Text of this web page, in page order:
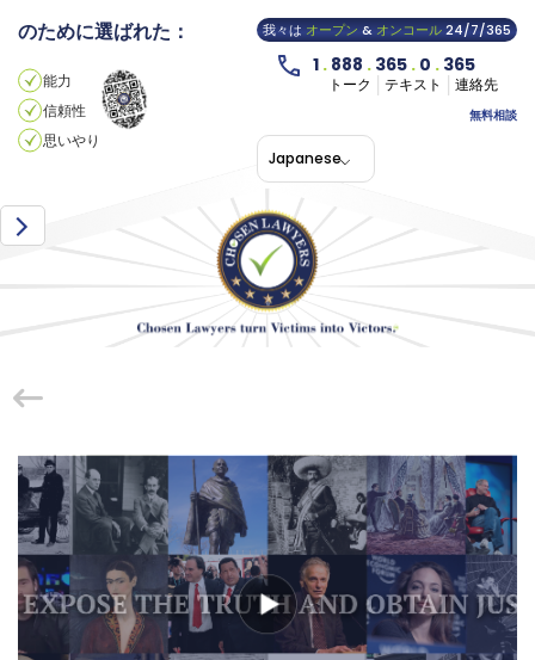
のために選ばれた：
能力
信頼性
思いやり
我々はオープン&オンコール24/7/365
1 . 888 . 365 . 0 . 365
トーク テキスト
連絡先
無料相談
Japanese